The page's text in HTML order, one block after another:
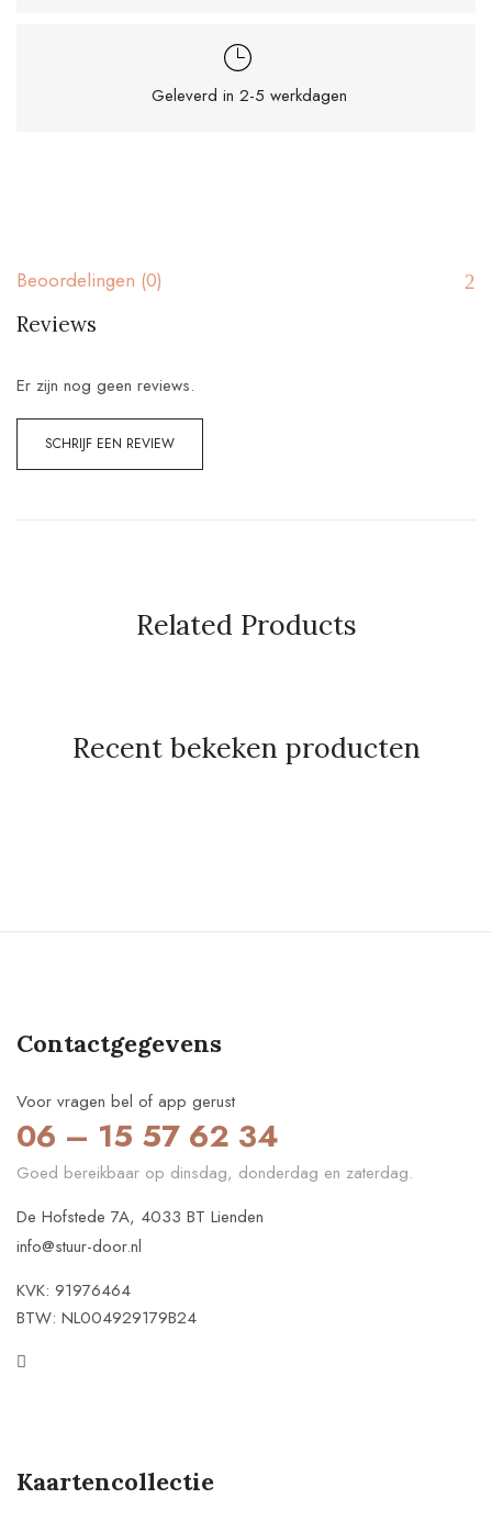
Geleverd in 2-5 werkdagen
Beoordelingen (0)
Reviews
Er zijn nog geen reviews.
SCHRIJF EEN REVIEW
Mijn naam, e-mail en site opslaan in deze
Related Products
Recent bekeken producten
Contactgegevens
Voor vragen bel of app gerust
06 – 15 57 62 34
Goed bereikbaar op dinsdag, donderdag en zaterdag.
De Hofstede 7A, 4033 BT Lienden
info@stuur-door.nl
KVK: 91976464
BTW: NL004929179B24
Kaartencollectie